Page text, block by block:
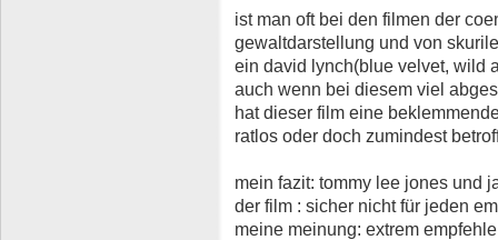
ist man oft bei den filmen der
gewaltdarstellung und von
ein david lynch(blue velvet, wild
auch wenn bei diesem viel
hat dieser film eine
ratlos oder doch zumindest
mein fazit: tommy lee jones und
der film : sicher nicht für jeden
meine meinung: extrem